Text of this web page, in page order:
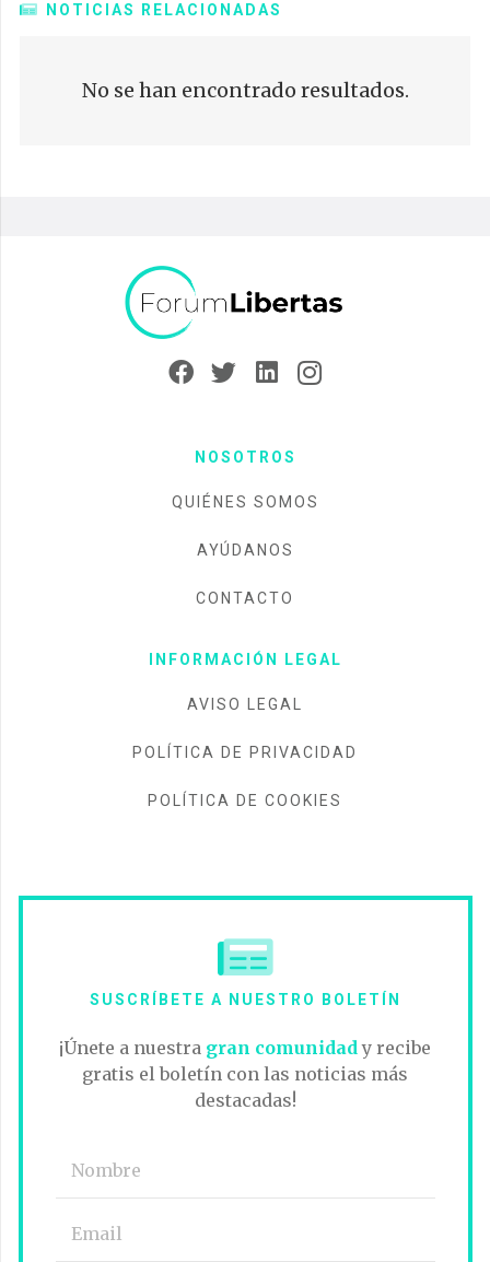
NOTICIAS RELACIONADAS
No se han encontrado resultados.
NOSOTROS
QUIÉNES SOMOS
AYÚDANOS
CONTACTO
INFORMACIÓN LEGAL
AVISO LEGAL
POLÍTICA DE PRIVACIDAD
POLÍTICA DE COOKIES
SUSCRÍBETE A NUESTRO BOLETÍN
¡Únete a nuestra gran comunidady recibe
gratis el boletín con las noticias más
destacadas!